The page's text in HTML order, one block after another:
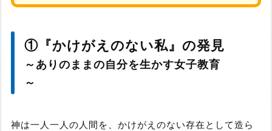
①『かけがえのない私』の発見
～ありのままの自分を生かす女子教育
～
神は一人一人の人間を、かけがえのない存在として造ら